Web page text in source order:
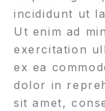
incididunt ut
Ut enim ad
exercitation
ex ea
dolor in
sit amet,